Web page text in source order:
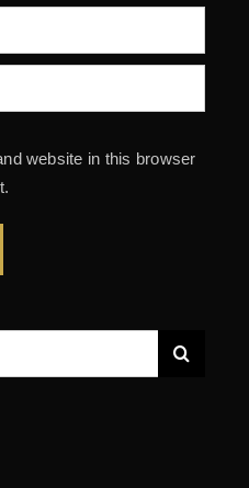
website in this browser